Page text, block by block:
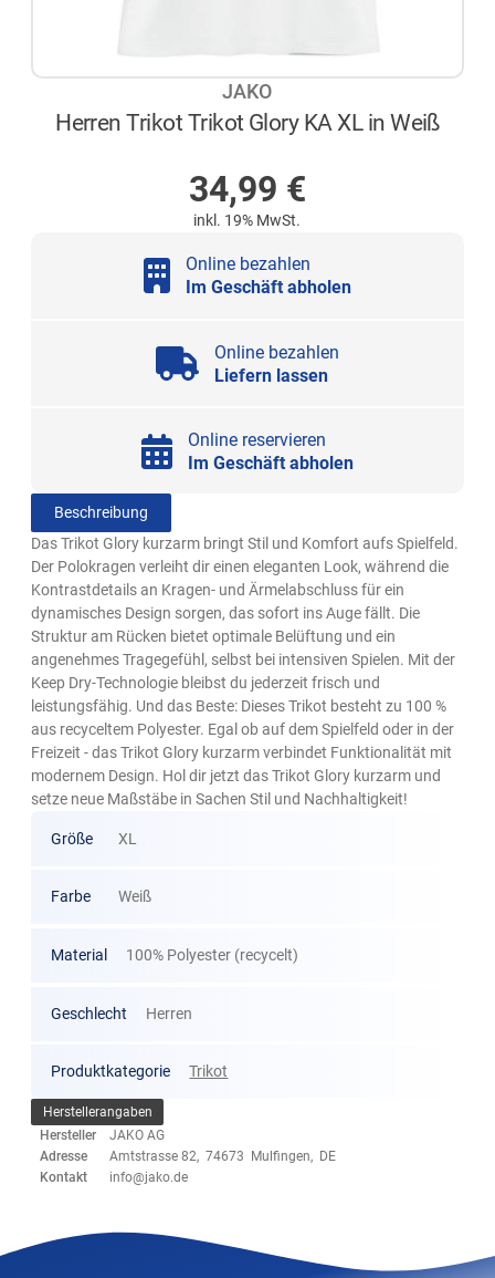
JAKO
Herren Trikot Trikot Glory KA XL in Weiß
34,99 €
inkl. 19% MwSt.
Online bezahlen
Im Geschäft abholen
Online bezahlen
Liefern lassen
Online reservieren
Im Geschäft abholen
Beschreibung
Das Trikot Glory kurzarm bringt Stil und Komfort aufs Spielfeld.
Der Polokragen verleiht dir einen eleganten Look, während die
Kontrastdetails an Kragen- und Ärmelabschluss für ein
dynamisches Design sorgen, das sofort ins Auge fällt. Die
Struktur am Rücken bietet optimale Belüftung und ein
angenehmes Tragegefühl, selbst bei intensiven Spielen. Mit der
Keep Dry-Technologie bleibst du jederzeit frisch und
leistungsfähig. Und das Beste: Dieses Trikot besteht zu 100 %
aus recyceltem Polyester. Egal ob auf dem Spielfeld oder in der
Freizeit - das Trikot Glory kurzarm verbindet Funktionalität mit
modernem Design. Hol dir jetzt das Trikot Glory kurzarm und
setze neue Maßstäbe in Sachen Stil und Nachhaltigkeit!
Größe XL
Farbe Weiß
Material 100% Polyester (recycelt)
Geschlecht Herren
Produktkategorie Trikot
Herstellerangaben
Hersteller
JAKO AG
Adresse
Amtstrasse 82, 74673 Mulfingen, DE
Kontakt
info@jako.de